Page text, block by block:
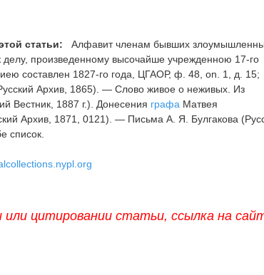
статьи:
Алфавит членам бывших
произведенному высочайше учрежденною 17-го
составлен 1827-го года, ЦГАОР, ф. 48, on. 1, д. 15;
Архив, 1865). — Слово живое о неживых. Из
Вестник, 1887 г.). Донесения графа Матвея
Архив, 1871, 0121). — Письма А. Я. Булгакова
список.
или цитировании статьи, ссылка на